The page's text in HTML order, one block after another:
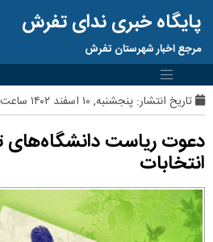
پایگاه خبری ندای تفرش
مرجع اخبار شهرستان تفرش
تاریخ انتشار: پنجشنبه, ۱۰ اسفند ۱۴۰۲ ساعت:23:22
دعوت ریاست
انتخابات